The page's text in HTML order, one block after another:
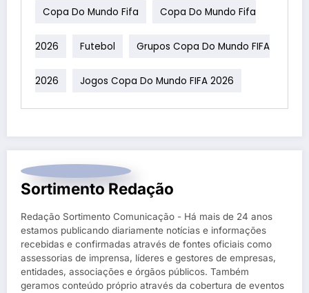
Copa Do Mundo Fifa Copa Do Mundo Fifa
2026 Futebol Grupos Copa Do Mundo FIFA
2026 Jogos Copa Do Mundo FIFA 2026
Sortimento Redação
Redação Sortimento Comunicação - Há mais de 24 anos
estamos publicando diariamente notícias e informações
recebidas e confirmadas através de fontes oficiais como
assessorias de imprensa, líderes e gestores de empresas,
entidades, associações e órgãos públicos. Também
geramos conteúdo próprio através da cobertura de eventos